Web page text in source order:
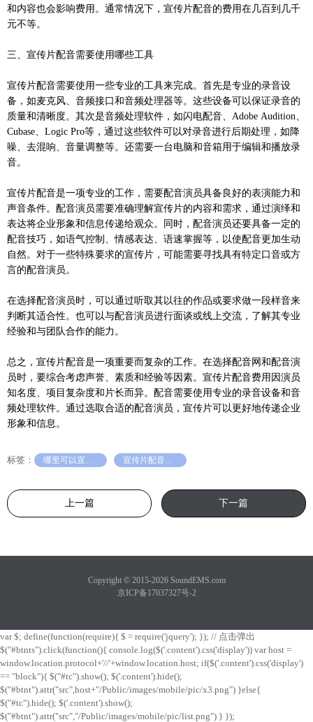
和内容也会影响费用。通常情况下，宣传片配音的费用在几百到几千
元不等。
三、宣传片配音需要使用哪些工具
宣传片配音需要使用一些专业的工具来完成。首先是专业的录音设
备，如麦克风、音频接口和音频处理器等。这些设备可以保证录音的
质量和清晰度。其次是音频处理软件，如闪电配音、Adobe Audition、
Cubase、Logic Pro等，通过这些软件可以对录音进行后期处理，如降
噪、去混响、音量调整等。还需要一台电脑和音箱用于编辑和播放录
音。
宣传片配音是一项专业的工作，需要配音演员具备良好的表演能力和
声音条件。配音演员需要准确理解宣传片的内容和需求，通过演绎和
表达将企业形象和信息传递给观众。同时，配音演员还要具备一定的
配音技巧，如语气控制、情感表达、语速掌握等，以使配音更加生动
自然。对于一些特殊要求的宣传片，可能需要寻找具有特定口音或方
言的配音演员。
在选择配音演员时，可以通过听取其以往的作品或要求做一段样音来
判断其适合性。也可以与配音演员进行面谈或线上交流，了解其专业
经验和与团队合作的能力。
总之，宣传片配音是一项重要而复杂的工作。在选择配音网和配音演
员时，要综合考虑声誉、素质和经验等因素。宣传片配音费用因演员
知名度、项目复杂度和片长而异。配音需要使用专业的录音设备和音
频处理软件。通过选取合适的配音演员，宣传片可以更好地传递企业
形象和信息。
标签：
上一篇 下一篇
Copyright © 2015-2026 SoundEMS.com
京ICP备17037327号-2
var $; define(function(require){ $ = require('jquery'); }); // 点击弹出
$("#btnts").click(function(){ console.log($('.content').css('display')) var host =
window.location.protocol+'//'+window.location.host; if($('.content').css('display')
== "block"){ $("#tc").show(); $('.content').hide();
$("#btnt").attr("src",host+"/Public/images/mobile/pic/x3.png") }else{
$("#tc").hide(); $('.content').show();
$("#btnt").attr("src","/Public/images/mobile/pic/list.png") } });